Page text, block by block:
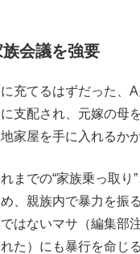
会議を強要
充てるはずだった、
支配され、元嫁の母
家屋を手に入れるか
での“家族乗っ取り
、親族内で暴力を振
はないマサ（編集部
た）にも暴行を命じ